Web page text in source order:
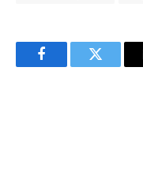
FacebookTwitter